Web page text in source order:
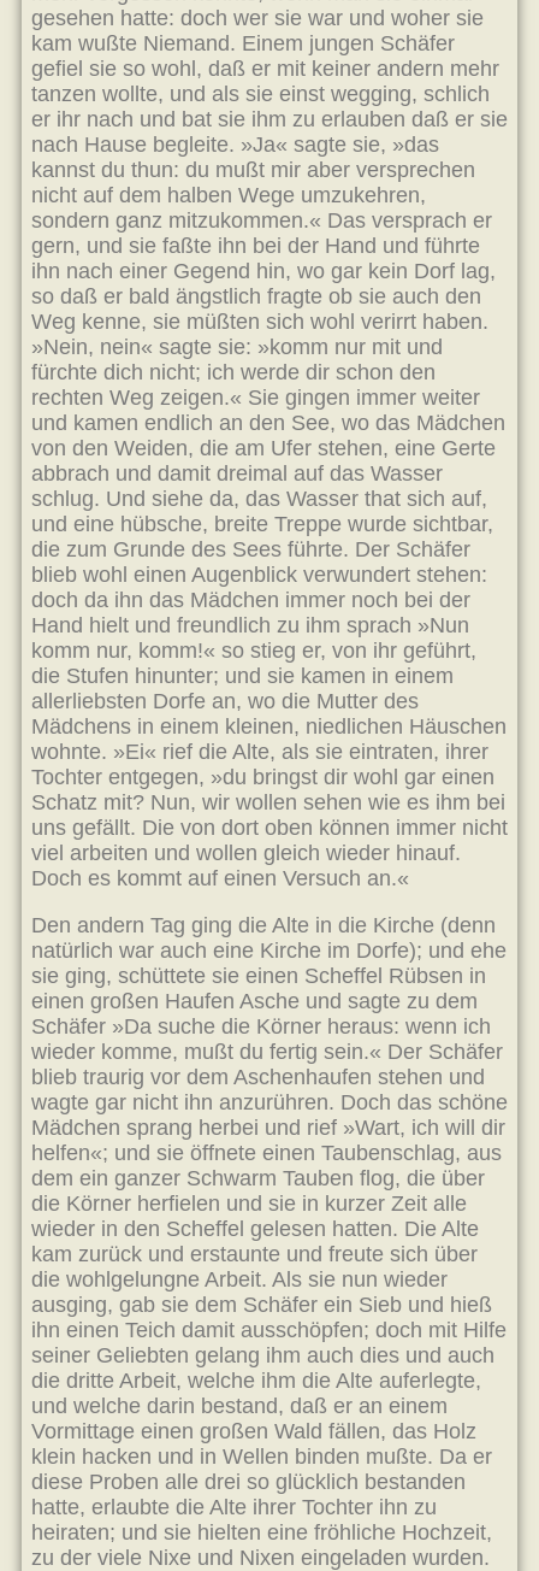
gesehen hatte: doch wer sie war und woher sie
kam wußte Niemand. Einem jungen Schäfer
gefiel sie so wohl, daß er mit keiner andern mehr
tanzen wollte, und als sie einst wegging, schlich
er ihr nach und bat sie ihm zu erlauben daß er sie
nach Hause begleite. »Ja« sagte sie, »das
kannst du thun: du mußt mir aber versprechen
nicht auf dem halben Wege umzukehren,
sondern ganz mitzukommen.« Das versprach er
gern, und sie faßte ihn bei der Hand und führte
ihn nach einer Gegend hin, wo gar kein Dorf lag,
so daß er bald ängstlich fragte ob sie auch den
Weg kenne, sie müßten sich wohl verirrt haben.
»Nein, nein« sagte sie: »komm nur mit und
fürchte dich nicht; ich werde dir schon den
rechten Weg zeigen.« Sie gingen immer weiter
und kamen endlich an den See, wo das Mädchen
von den Weiden, die am Ufer stehen, eine Gerte
abbrach und damit dreimal auf das Wasser
schlug. Und siehe da, das Wasser that sich auf,
und eine hübsche, breite Treppe wurde sichtbar,
die zum Grunde des Sees führte. Der Schäfer
blieb wohl einen Augenblick verwundert stehen:
doch da ihn das Mädchen immer noch bei der
Hand hielt und freundlich zu ihm sprach »Nun
komm nur, komm!« so stieg er, von ihr geführt,
die Stufen hinunter; und sie kamen in einem
allerliebsten Dorfe an, wo die Mutter des
Mädchens in einem kleinen, niedlichen Häuschen
wohnte. »Ei« rief die Alte, als sie eintraten, ihrer
Tochter entgegen, »du bringst dir wohl gar einen
Schatz mit? Nun, wir wollen sehen wie es ihm bei
uns gefällt. Die von dort oben können immer nicht
viel arbeiten und wollen gleich wieder hinauf.
Doch es kommt auf einen Versuch an.«
Den andern Tag ging die Alte in die Kirche (denn
natürlich war auch eine Kirche im Dorfe); und ehe
sie ging, schüttete sie einen Scheffel Rübsen in
einen großen Haufen Asche und sagte zu dem
Schäfer »Da suche die Körner heraus: wenn ich
wieder komme, mußt du fertig sein.« Der Schäfer
blieb traurig vor dem Aschenhaufen stehen und
wagte gar nicht ihn anzurühren. Doch das schöne
Mädchen sprang herbei und rief »Wart, ich will dir
helfen«; und sie öffnete einen Taubenschlag, aus
dem ein ganzer Schwarm Tauben flog, die über
die Körner herfielen und sie in kurzer Zeit alle
wieder in den Scheffel gelesen hatten. Die Alte
kam zurück und erstaunte und freute sich über
die wohlgelungne Arbeit. Als sie nun wieder
ausging, gab sie dem Schäfer ein Sieb und hieß
ihn einen Teich damit ausschöpfen; doch mit Hilfe
seiner Geliebten gelang ihm auch dies und auch
die dritte Arbeit, welche ihm die Alte auferlegte,
und welche darin bestand, daß er an einem
Vormittage einen großen Wald fällen, das Holz
klein hacken und in Wellen binden mußte. Da er
diese Proben alle drei so glücklich bestanden
hatte, erlaubte die Alte ihrer Tochter ihn zu
heiraten; und sie hielten eine fröhliche Hochzeit,
zu der viele Nixe und Nixen eingeladen wurden.